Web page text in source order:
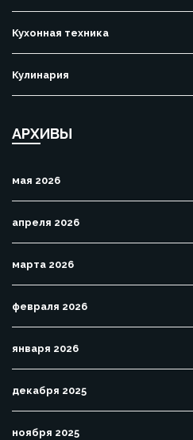
Кухонная техника
Кулинария
АРХИВЫ
мая 2026
апреля 2026
марта 2026
февраля 2026
января 2026
декабря 2025
ноября 2025